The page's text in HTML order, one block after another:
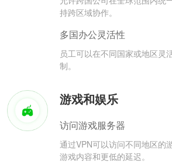
持跨区域协作。
多国办公灵活性
员工可以在不同国家或地区灵
制。
游戏和娱乐
访问游戏服务器
通过VPN可以访问不同地区的
游戏内容和更低的延迟。